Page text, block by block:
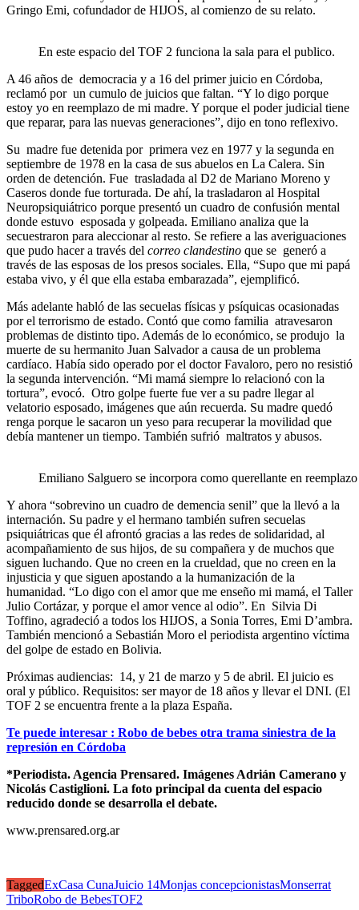
Gringo Emi, cofundador de HIJOS, al comienzo de su relato.
En este espacio del TOF 2 funciona la sala para el publico.
A 46 años de democracia y a 16 del primer juicio en Córdoba,
reclamó por un cumulo de juicios que faltan. “Y lo digo porque
estoy yo en reemplazo de mi madre. Y porque el poder judicial tiene
que reparar, para las nuevas generaciones”, dijo en tono reflexivo.
Su madre fue detenida por primera vez en 1977 y la segunda en
septiembre de 1978 en la casa de sus abuelos en La Calera. Sin
orden de detención. Fue trasladada al D2 de Mariano Moreno y
Caseros donde fue torturada. De ahí, la trasladaron al Hospital
Neuropsiquiátrico porque presentó un cuadro de confusión mental
donde estuvo esposada y golpeada. Emiliano analiza que la
secuestraron para aleccionar al resto. Se refiere a las averiguaciones
que pudo hacer a través del correo clandestino que se generó a
través de las esposas de los presos sociales. Ella, “Supo que mi papá
estaba vivo, y él que ella estaba embarazada”, ejemplificó.
Más adelante habló de las secuelas físicas y psíquicas ocasionadas
por el terrorismo de estado. Contó que como familia atravesaron
problemas de distinto tipo. Además de lo económico, se produjo la
muerte de su hermanito Juan Salvador a causa de un problema
cardíaco. Había sido operado por el doctor Favaloro, pero no resistió
la segunda intervención. “Mi mamá siempre lo relacionó con la
tortura”, evocó. Otro golpe fuerte fue ver a su padre llegar al
velatorio esposado, imágenes que aún recuerda. Su madre quedó
renga porque le sacaron un yeso para recuperar la movilidad que
debía mantener un tiempo. También sufrió maltratos y abusos.
Emiliano Salguero se incorpora como querellante en
Y ahora “sobrevino un cuadro de demencia senil” que la llevó a la
internación. Su padre y el hermano también sufren secuelas
psiquiátricas que él afrontó gracias a las redes de solidaridad, al
acompañamiento de sus hijos, de su compañera y de muchos que
siguen luchando. Que no creen en la crueldad, que no creen en la
injusticia y que siguen apostando a la humanización de la
humanidad. “Lo digo con el amor que me enseño mi mamá, el Taller
Julio Cortázar, y porque el amor vence al odio”. En Silvia Di
Toffino, agradeció a todos los HIJOS, a Sonia Torres, Emi D’ambra.
También mencionó a Sebastián Moro el periodista argentino víctima
del golpe de estado en Bolivia.
Próximas audiencias: 14, y 21 de marzo y 5 de abril. El juicio es
oral y público. Requisitos: ser mayor de 18 años y llevar el DNI. (El
TOF 2 se encuentra frente a la plaza España.
Te puede interesar : Robo de bebes otra trama siniestra de la
represión en Córdoba
*Periodista. Agencia Prensared. Imágenes Adrián Camerano y
Nicolás Castiglioni. La foto principal da cuenta del espacio
reducido donde se desarrolla el debate.
www.prensared.org.ar
TaggedExCasa CunaJuicio 14Monjas concepcionistasMonserrat
TriboRobo de BebesTOF2